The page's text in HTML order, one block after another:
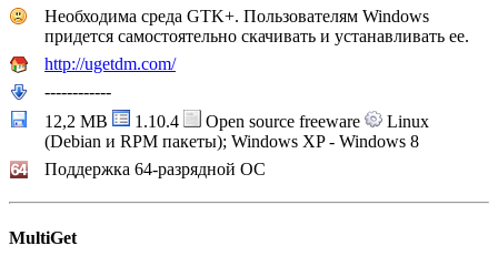
Необходима среда GTK+. Пользователям Windows
придется самостоятельно скачивать и устанавливать ее.
http://ugetdm.com/
------------
12,2 MB
1.10.4 Open source freeware
Linux
(Debian и RPM пакеты); Windows XP - Windows 8
Поддержка 64-разрядной ОС
MultiGet